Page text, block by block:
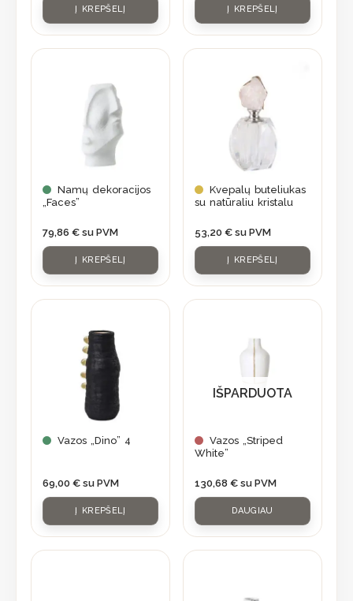
Į KREPŠELĮ Į KREPŠELĮ
Namų dekoracijos
„Faces”
79,86 € su PVM
Į KREPŠELĮ
Kvepalų buteliukas
su natūraliu kristalu
53,20 € su PVM
Į KREPŠELĮ
Vazos „Dino” 4
69,00 € su PVM
Į KREPŠELĮ
IŠPARDUOTA
Vazos „Striped
White”
130,68 € su PVM
DAUGIAU